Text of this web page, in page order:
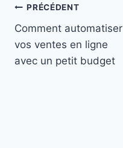
Navigation
de
l’article
PRÉCÉDENT
Comment automatiser
vos ventes en ligne
avec un petit budget